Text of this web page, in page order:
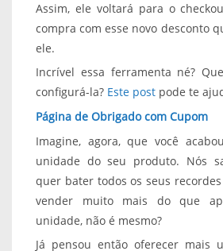
Assim, ele voltará para o
compra com esse novo desconto
ele.
Incrível essa ferramenta né?
configurá-la? Este post pode te
Página de Obrigado com Cupom
Imagine, agora, que você
unidade do seu produto. Nós
quer bater todos os seus
vender muito mais do que
unidade, não é mesmo?
Já pensou então oferecer mais